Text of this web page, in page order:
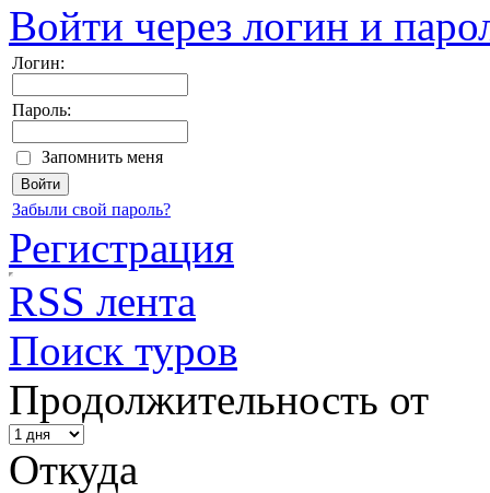
Войти через логин и
Логин:
Пароль:
Запомнить меня
Забыли свой пароль?
Регистрация
RSS лента
Поиск туров
Продолжительность от
Откуда